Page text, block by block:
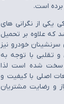
است.
يکي از نگراني هاي
که علاوه بر تحميل
خودرو نيز
با توجه به
سخت شده است لذا
اصلي با کيفيت و
و رضايت مشتريان